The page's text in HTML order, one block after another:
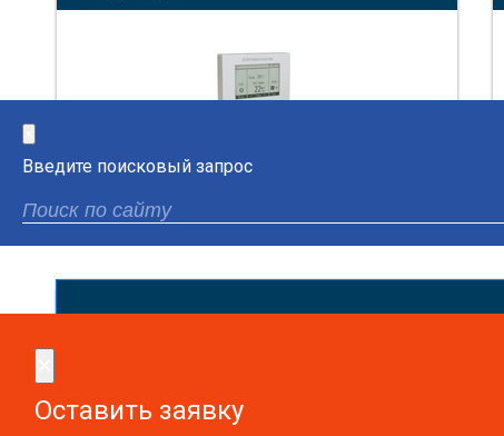
Введите поисковый запрос
Оставить заявку
Оставить заявку